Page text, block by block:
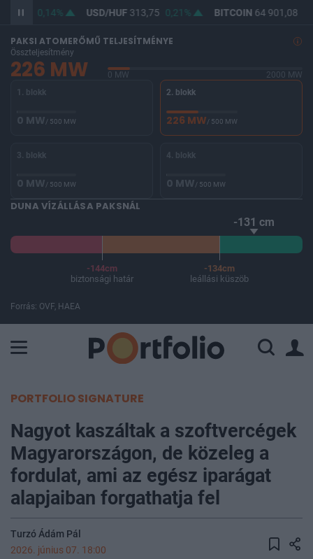
0,14% USD/HUF313,75 0,21% BITCOIN 64 901,08
PAKSI ATOMERŐMŰ TELJESÍTMÉNYE
Összteljesítmény
226 MW 0 MW
2000 MW
1. blokk
0 MW/ 500 MW
2. blokk
226 MW/ 500 MW
3. blokk
0 MW/ 500 MW
4. blokk
0 MW/ 500 MW
DUNA VÍZÁLLÁSA PAKSNÁL
-131 cm
-144cm
biztonsági határ
-134cm
leállási küszöb
Forrás: OVF, HAEA
PORTFOLIO SIGNATURE
Nagyot kaszáltak a szoftvercégek
Magyarországon, de közeleg a
fordulat, ami az egész iparágat
alapjaiban forgathatja fel
Turzó Ádám Pál
2026. június 07. 18:00